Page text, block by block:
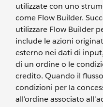
utilizzate con uno
come Flow Builder.
utilizzare Flow Builder
include le azioni
esterno nei dati di
di un ordine o le
credito. Quando il
condizioni per la
all'ordine associato